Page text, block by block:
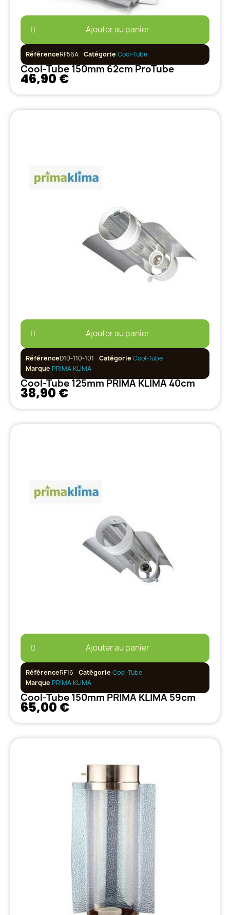
Ajouter au panier
RéférenceRF56A Catégorie Cool-Tube
Cool-Tube 150mm 62cm ProTube
46,90 €
Ajouter au panier
RéférenceD10-110-101 Catégorie Cool-Tube
Marque PRIMA KLIMA
Cool-Tube 125mm PRIMA KLIMA 40cm
38,90 €
Ajouter au panier
RéférenceRF16 Catégorie Cool-Tube
Marque PRIMA KLIMA
Cool-Tube 150mm PRIMA KLIMA 59cm
65,00 €